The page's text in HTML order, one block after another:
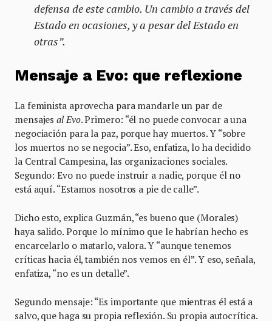
defensa de este cambio. Un cambio a través del
Estado en ocasiones, y a pesar del Estado en
otras”.
Mensaje a Evo: que reflexione
La feminista aprovecha para mandarle un par de
mensajesal Evo. Primero: “él no puede convocar a una
negociación para la paz, porque hay muertos. Y “sobre
los muertos no se negocia”. Eso, enfatiza, lo ha decidido
la Central Campesina, las organizaciones sociales.
Segundo: Evo no puede instruir a nadie, porque él no
está aquí. “Estamos nosotros a pie de calle”.
Dicho esto, explica Guzmán, “es bueno que (Morales)
haya salido. Porque lo mínimo que le habrían hecho es
encarcelarlo o matarlo, valora. Y “aunque tenemos
críticas hacia él, también nos vemos en él”. Y eso, señala,
enfatiza, “no es un detalle”.
Segundo mensaje: “Es importante que mientras él está a
salvo, que haga su propia reflexión. Su propia autocrítica.